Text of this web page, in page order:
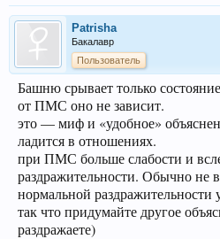
Patrisha
Бакалавр
Пользователь
Башню срывает только
от ПМС оно не зависит.
это — миф и «удобное»
ладится в отношениях.
при ПМС больше слабости и
раздражительности. Обычно не
нормальной раздражительности
так что придумайте другое
раздражаете)